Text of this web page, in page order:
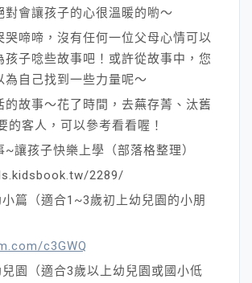
對會讓孩子的心很溫暖的喲～
哭啼啼，沒有任何一位父母心情可以
孩子唸些故事吧！或許從故事中，您
為自己找到一些力量呢～
的故事～花了時間，去蕪存菁、汰舊
的客人，可以參考看看喔！
讓孩子快樂上學（部落格整理）
2289/
篇（適合1~3歲初上幼兒園的小朋
c3GWQ
園（適合3歲以上幼兒園或國小低